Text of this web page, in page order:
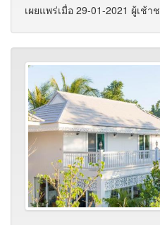
เผยแพร่เมื่อ 29-01-2021 ผู้เช้า